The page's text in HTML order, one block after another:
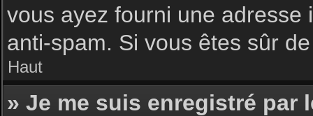
vous ayez fourni une adresse
anti-spam. Si vous êtes sûr
Haut
» Je me suis enregistré par